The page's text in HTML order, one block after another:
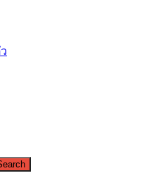
ถาวร ใหม่ 2023 ไม่ครอบลิงค์